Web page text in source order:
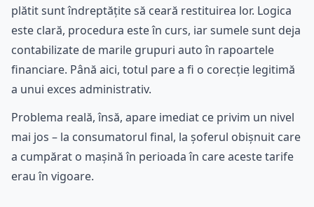
plătit sunt îndreptățite să ceară restituirea lor. Logica
este clară, procedura este în curs, iar sumele sunt deja
contabilizate de marile grupuri auto în rapoartele
financiare. Până aici, totul pare a fi o corecție legitimă
a unui exces administrativ.
Problema reală, însă, apare imediat ce privim un nivel
mai jos – la consumatorul final, la șoferul obișnuit care
a cumpărat o mașină în perioada în care aceste tarife
erau în vigoare.